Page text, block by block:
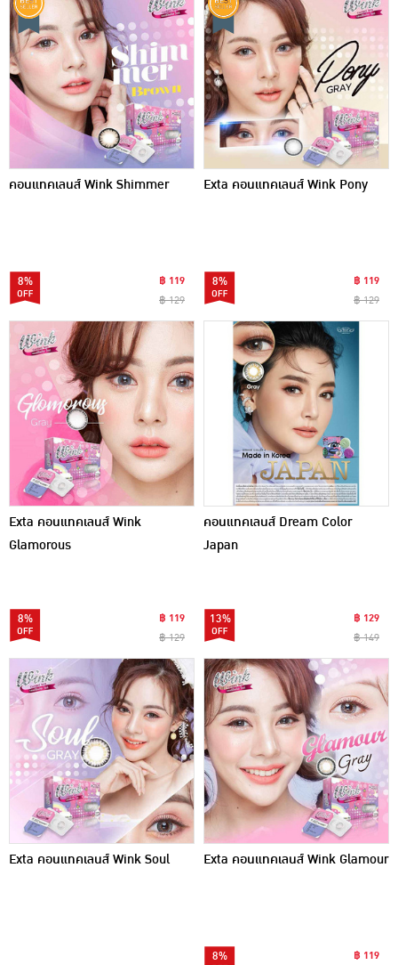
คอนแทคเลนส์ Wink Shimmer
8%
฿ 119
฿ 129
Exta คอนแทคเลนส์ Wink Pony
8%
฿ 119
฿ 129
Exta คอนแทคเลนส์ Wink
Glamorous
8%
฿ 119
฿ 129
คอนแทคเลนส์ Dream Color
Japan
13%
฿ 129
฿ 149
Exta คอนแทคเลนส์ Wink Soul Exta คอนแทคเลนส์ Wink Glamour
8%
฿ 119